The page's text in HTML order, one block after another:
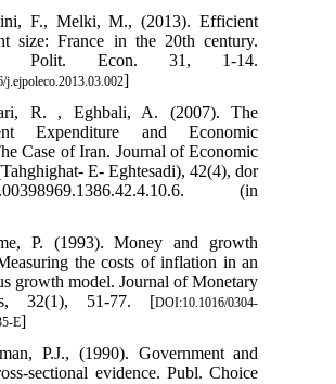
F., Melki, M., (2013). Efficient
size: France in the 20th century.
Polit. Econ. 31, 1-14.
j.ejpoleco.2013.03.002]
R. , Eghbali, A. (2007). The
Expenditure and Economic
Case of Iran. Journal of Economic
E- Eghtesadi), 42(4), dor
(in
P. (1993). Money and growth
the costs of inflation in an
growth model. Journal of Monetary
32(1), 51-77. [DOI:10.1016/0304-
E]
P.J., (1990). Government and
sectional evidence. Publ. Choice